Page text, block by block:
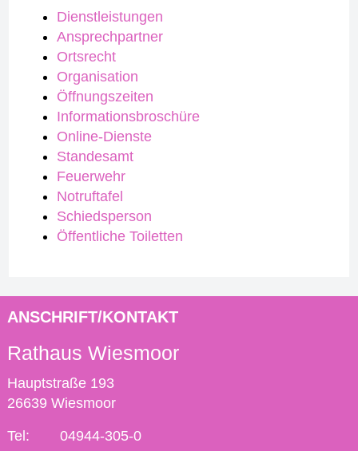
Dienstleistungen
Ansprechpartner
Ortsrecht
Organisation
Öffnungszeiten
Informationsbroschüre
Online-Dienste
Standesamt
Feuerwehr
Notruftafel
Schiedsperson
Öffentliche Toiletten
ANSCHRIFT/KONTAKT
Rathaus Wiesmoor
Hauptstraße 193
26639 Wiesmoor
Tel: 04944-305-0